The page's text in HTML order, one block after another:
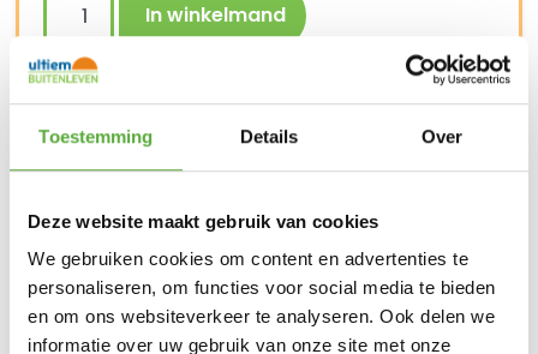
Toestemming Details Over
Deze website maakt gebruik van cookies
We gebruiken cookies om content en advertenties te
personaliseren, om functies voor social media te bieden
en om ons websiteverkeer te analyseren. Ook delen we
informatie over uw gebruik van onze site met onze
In winkelmand
Gratis verzending vanaf €250,-*
Achteraf betalen mogelijk
Snelle verzending & levering aan huis
Kopersbescherming met Trusted Shops
CategorieWoon accessoires
Merk: Durasonic
Merk Durasonic
SKU 224008
EAN 8713619368431